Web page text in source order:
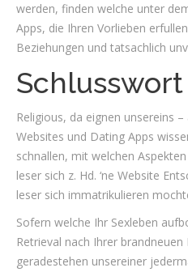
werden, finden welche unter
Apps, die Ihren Vorlieben
Beziehungen und tatsachlich
Schlusswort
Religious, da eignen unsereins
Websites und Dating Apps
schnallen, mit welchen
leser sich z. Hd. ‘ne Website
leser sich immatrikulieren
Sofern welche Ihr Sexleben
Retrieval nach Ihrer
geradestehen unsereiner